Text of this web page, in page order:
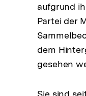
aufgrund
Partei der
dem
gesehen